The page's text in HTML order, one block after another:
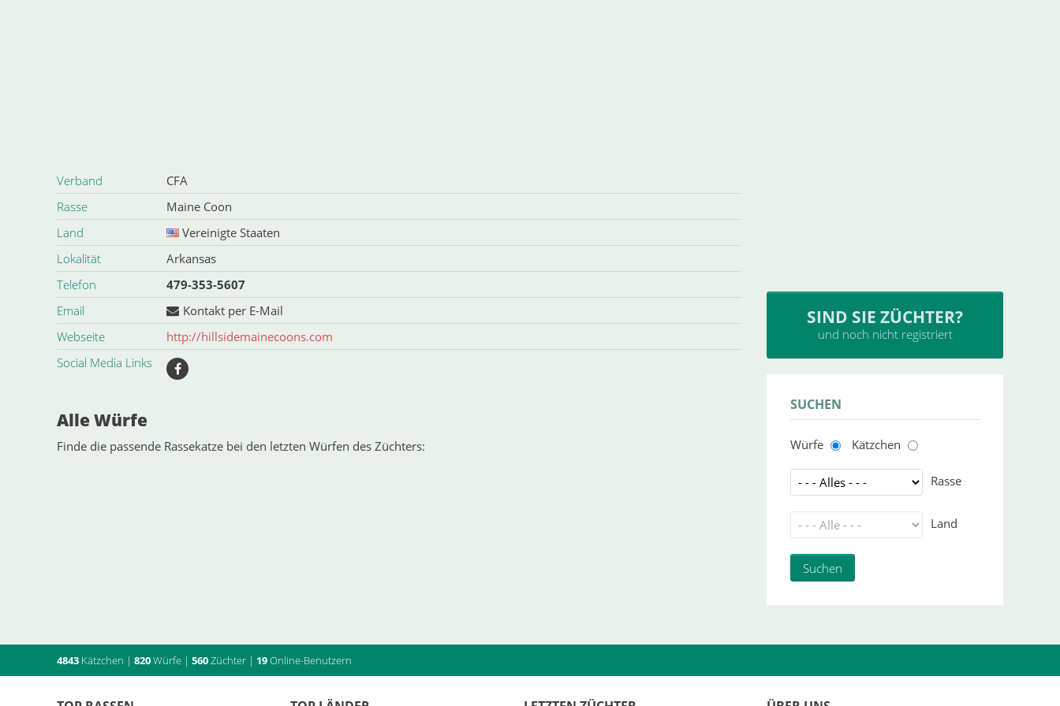
Verband
CFA
Rasse
Maine Coon
Land
Vereinigte Staaten
Lokalität
Arkansas
Telefon
479-353-5607
Email
Kontakt per E-Mail
Webseite
http://hillsidemainecoons.com
Social Media Links
Alle Würfe
Finde die passende Rassekatze bei den letzten Würfen des Züchters:
SIND SIE ZÜCHTER?
und noch nicht registriert
SUCHEN
Würfe Kätzchen
Rasse
Land
4843 Kätzchen | 820Würfe | 560Züchter | 19Online-Benutzern